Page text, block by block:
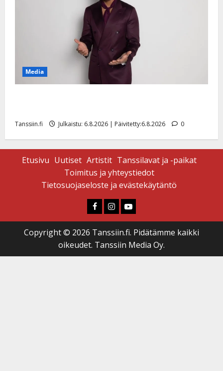
Media
Tanssiin.fi Julkaistu: 6.8.2026 | Päivitetty:6.8.2026 0
Etusivu Uutiset Artistit Tanssilavat ja -paikat
Toimitus ja yhteystiedot
Tietosuojaseloste ja evästekäytäntö
Faceboook
Instagram
Youtube
Copyright © 2026 Tanssiin.fi. Pidätämme kaikki
oikeudet. Tanssiin Media Oy.